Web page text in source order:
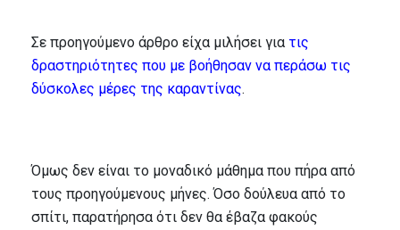
Σε προηγούμενο άρθρο είχα μιλήσει για τις
δραστηριότητες που με βοήθησαν να περάσω τις
δύσκολες μέρες της καραντίνας.
Όμως δεν είναι το μοναδικό μάθημα που πήρα από
τους προηγούμενους μήνες. Όσο δούλευα από το
σπίτι, παρατήρησα ότι δεν θα έβαζα φακούς